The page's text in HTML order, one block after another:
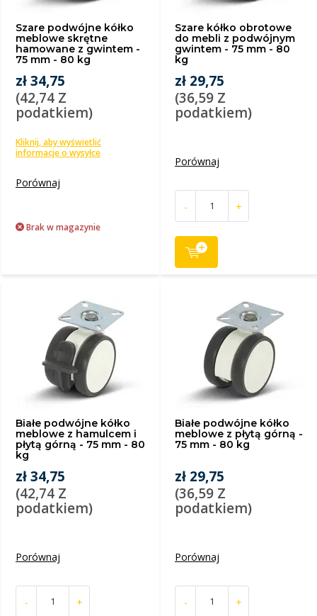
Szare podwójne kółko
meblowe skrętne
hamowane z gwintem -
75 mm - 80 kg
zł 34,75
(42,74 Z
podatkiem)
Kliknij, aby wyświetlić
informacje o wysyłce
Porównaj
Brak w magazynie
Szare kółko obrotowe
do mebli z podwójnym
gwintem - 75 mm - 80
kg
zł 29,75
(36,59 Z
podatkiem)
Porównaj
- +
Białe podwójne kółko
meblowe z hamulcem i
płytą górną - 75 mm - 80
kg
zł 34,75
(42,74 Z
podatkiem)
Porównaj
- +
Białe podwójne kółko
meblowe z płytą górną -
75 mm - 80 kg
zł 29,75
(36,59 Z
podatkiem)
Porównaj
- +